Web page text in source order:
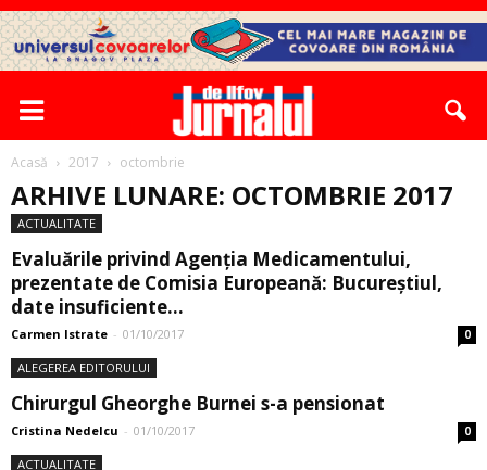
Acasă 2017 octombrie
ARHIVE LUNARE: OCTOMBRIE 2017
ACTUALITATE
Evaluările privind Agenţia Medicamentului,
prezentate de Comisia Europeană: Bucureştiul,
date insuficiente...
Carmen Istrate - 01/10/2017 0
ALEGEREA EDITORULUI
Chirurgul Gheorghe Burnei s-a pensionat
Cristina Nedelcu - 01/10/2017 0
ACTUALITATE